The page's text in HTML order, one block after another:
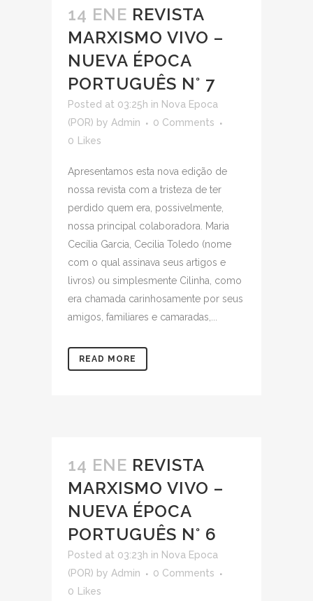
14 ENE REVISTA
MARXISMO VIVO –
NUEVA ÉPOCA
PORTUGUÊS N° 7
Posted at 03:25h in Nova Epoca
(POR) by Admin
0 Comments
0 Likes
Apresentamos esta nova edição de
nossa revista com a tristeza de ter
perdido quem era, possivelmente,
nossa principal colaboradora. Maria
Cecília Garcia, Cecilia Toledo (nome
com o qual assinava seus artigos e
livros) ou simplesmente Cilinha, como
era chamada carinhosamente por seus
amigos, familiares e camaradas,...
READ MORE
14 ENE REVISTA
MARXISMO VIVO –
NUEVA ÉPOCA
PORTUGUÊS N° 6
Posted at 03:23h in Nova Epoca
(POR) by Admin
0 Comments
0 Likes